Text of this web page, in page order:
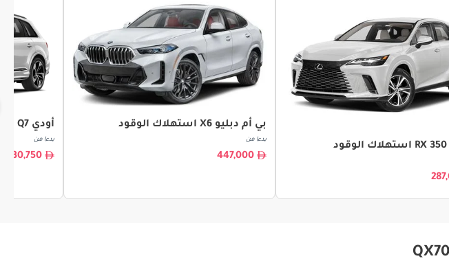
بي أم دبليو X6 استهلاك الوقود
بدءا من
447,000
أودي Q7 استهلاك الوقود
بدءا من
330,750